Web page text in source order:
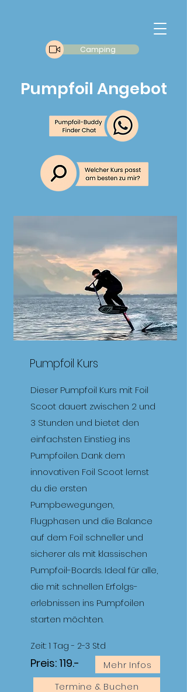
Camping
Pumpfoil Angebot
Pumpfoil Kurs
Dieser Pumpfoil Kurs mit Foil
Scoot dauert zwischen 2 und
3 Stunden und bietet den
einfachsten Einstieg ins
Pumpfoilen. Dank dem
innovativen Foil Scoot lernst
du die ersten
Pumpbewegungen,
Flugphasen und die Balance
auf dem Foil schneller und
sicherer als mit klassischen
Pumpfoil-Boards. Ideal für alle,
die mit schnellen Erfolgs-
erlebnissen ins Pumpfoilen
starten möchten.
Zeit: 1 Tag - 2-3 Std
Preis: 119.-
Mehr Infos
Termine & Buchen